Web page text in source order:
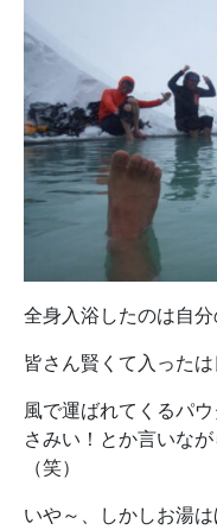
全身入浴したのは自分
皆さん賢くて入った
風で運ばれてくるパ
さみい！とか言いな
（笑）
いや～、しかしお湯